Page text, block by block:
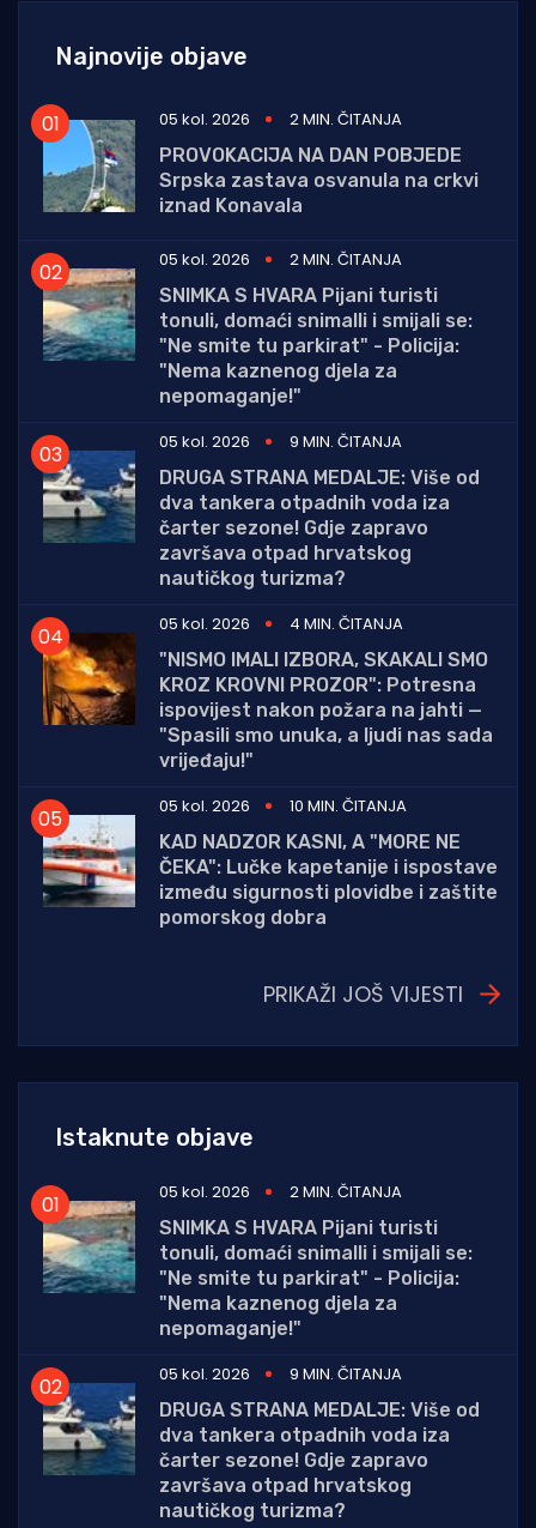
Najnovije objave
05 kol. 2026
2 MIN. ČITANJA
PROVOKACIJA NA DAN POBJEDE
Srpska zastava osvanula na crkvi
iznad Konavala
05 kol. 2026
2 MIN. ČITANJA
SNIMKA S HVARA Pijani turisti
tonuli, domaći snimalli i smijali se:
"Ne smite tu parkirat" - Policija:
"Nema kaznenog djela za
nepomaganje!"
05 kol. 2026
9 MIN. ČITANJA
DRUGA STRANA MEDALJE: Više od
dva tankera otpadnih voda iza
čarter sezone! Gdje zapravo
završava otpad hrvatskog
nautičkog turizma?
05 kol. 2026
4 MIN. ČITANJA
"NISMO IMALI IZBORA, SKAKALI SMO
KROZ KROVNI PROZOR": Potresna
ispovijest nakon požara na jahti —
"Spasili smo unuka, a ljudi nas sada
vrijeđaju!"
05 kol. 2026
10 MIN. ČITANJA
KAD NADZOR KASNI, A "MORE NE
ČEKA": Lučke kapetanije i ispostave
između sigurnosti plovidbe i zaštite
pomorskog dobra
PRIKAŽI JOŠ VIJESTI
Istaknute objave
05 kol. 2026
2 MIN. ČITANJA
SNIMKA S HVARA Pijani turisti
tonuli, domaći snimalli i smijali se:
"Ne smite tu parkirat" - Policija:
"Nema kaznenog djela za
nepomaganje!"
05 kol. 2026
9 MIN. ČITANJA
DRUGA STRANA MEDALJE: Više od
dva tankera otpadnih voda iza
čarter sezone! Gdje zapravo
završava otpad hrvatskog
nautičkog turizma?